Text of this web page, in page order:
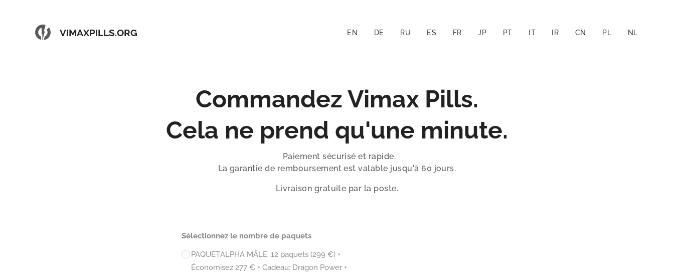
VIMAXPILLS.ORG EN DE RU ES FR JP PT IT IR CN PL NL
Commandez Vimax Pills.
Cela ne prend qu'une minute.
Paiement sécurisé et rapide.
La garantie de remboursement est valable jusqu'à 60 jours.
Livraison gratuite par la poste.
Sélectionnez le nombre de paquets
PAQUETALPHA MÂLE: 12 paquets (299 €) +
Économisez 277 € + Cadeau: Dragon Power +